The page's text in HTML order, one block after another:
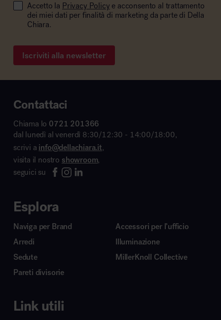
Accetto la Privacy Policy e acconsento al trattamento
dei miei dati per finalità di marketing da parte di Della
Chiara.
Iscriviti alla newsletter
Contattaci
Chiama lo 0721 201366
dal lunedì al venerdì 8:30/12:30 - 14:00/18:00,
scrivi a info@dellachiara.it,
visita il nostro showroom,
seguici su
Esplora
Naviga per Brand
Arredi
Sedute
Pareti divisorie
Accessori per l’ufficio
Illuminazione
MillerKnoll Collective
Link utili